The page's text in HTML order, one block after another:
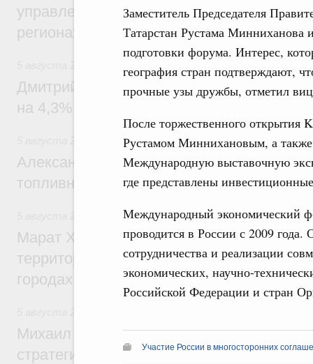
Заместитель Председателя
Татарстан Рустама Минниханова
подготовки форума. Интерес,
география стран подтверждают,
прочные узы дружбы, отметил
После торжественного открытия
Рустамом Миннихановым, а также
Международную выставочную
где представлены
Международный экономический
проводится в России с 2009
сотрудничества и реализации
экономических, научно-
Российской Федерации и стран
Участие России в многосторонних
управление «ДОМ.РФ» перейдёт более
регионах
Внутренний и въездной туризм
Дмитрий Чернышенко: Внутренний
на 4,3%, въездной – на 20,1%
Оборот бензина и дизельного топлива
Александр Новак провёл совещание по
топливном рынке
Жилищная политика, рынок жилья
Марат Хуснуллин: Первые проекты
территорий в Донбассе и Новороссии
городах ДНР
Михаил Мишустин дал поручения по
стратегической сессии, посвящённой